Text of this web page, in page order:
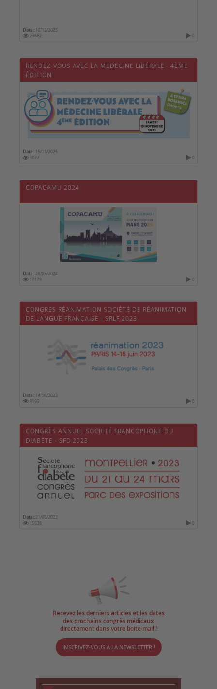
Date : 10/12/2025
23682
0
RENDEZ-VOUS AVEC LA MÉDECINE LIBÉRALE - 4ÈME
ÉDITION
Date : 15/11/2025
3077
0
COPACAMU 2024
Date : 28/03/2024
17179
0
CONGRES RÉANIMATION SOCIÉTÉ DE RÉANIMATION
DE LANGUE FRANÇAISE - SRLF 2023
Date : 14/06/2023
9199
0
CONGRÈS ANNUEL SOCIETÉ FRANCOPHONE DU
DIABÈTE - SFD 2023
Date : 21/03/2023
15638
0
Recevez les derniers articles et les dates
des prochains congrès médicaux
directement dans votre boite mail !
INSCRIVEZ-VOUS À LA NEWSLETTER !